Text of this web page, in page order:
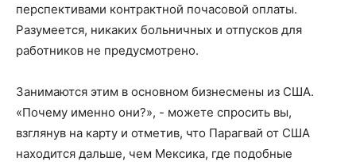
перспективами контрактной почасовой оплаты.
Разумеется, никаких больничных и отпусков для
работников не предусмотрено.
Занимаются этим в основном бизнесмены из США.
«Почему именно они?», - можете спросить вы,
взглянув на карту и отметив, что Парагвай от США
находится дальше, чем Мексика, где подобные